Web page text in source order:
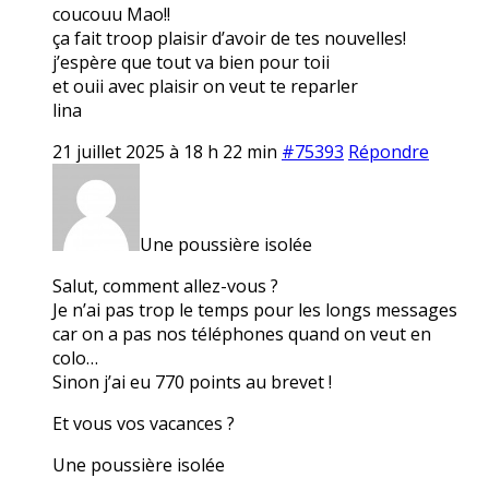
coucouu Mao!!
ça fait troop plaisir d’avoir de tes nouvelles!
j’espère que tout va bien pour toii
et ouii avec plaisir on veut te reparler
lina
21 juillet 2025 à 18 h 22 min #75393 Répondre
Une poussière isolée
Salut, comment allez-vous ?
Je n’ai pas trop le temps pour les longs messages
car on a pas nos téléphones quand on veut en
colo…
Sinon j’ai eu 770 points au brevet !
Et vous vos vacances ?
Une poussière isolée